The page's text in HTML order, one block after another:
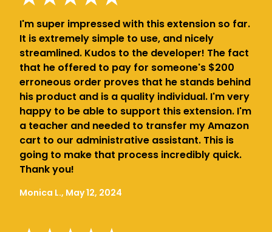
I'm super impressed with this extension so far.
It is extremely simple to use, and nicely
streamlined. Kudos to the developer! The fact
that he offered to pay for someone's $200
erroneous order proves that he stands behind
his product and is a quality individual. I'm very
happy to be able to support this extension. I'm
a teacher and needed to transfer my Amazon
cart to our administrative assistant. This is
going to make that process incredibly quick.
Thank you!
Monica L., May 12, 2024